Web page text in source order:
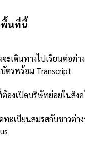
พื้นที่นี้
ะเดินทางไปเรียนต่อต่า
ตรพร้อม Transcript
องเปิดบริษัทย่อยในสิงค
ทะเบียนสมรสกับชาวต่